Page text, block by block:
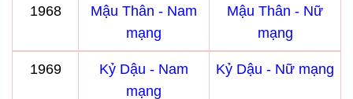
1968
Mậu Thân - Nam
mạng
Mậu Thân - Nữ
mạng
1969
Kỷ Dậu - Nam
mạng
Kỷ Dậu - Nữ mạng